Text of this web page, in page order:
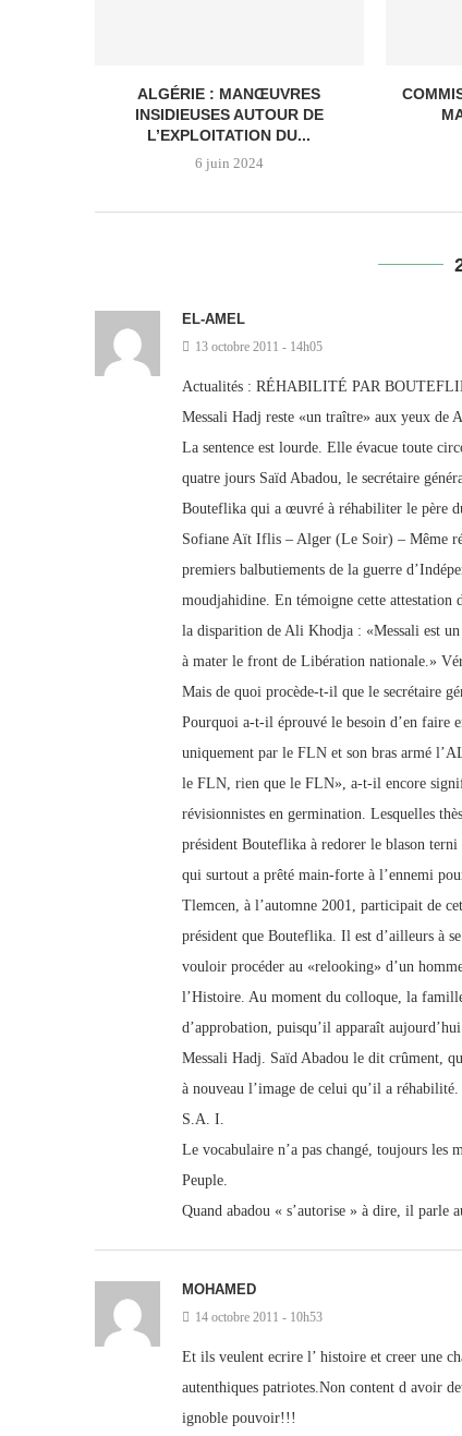
ALGÉRIE : MANŒUVRES
INSIDIEUSES AUTOUR DE
L’EXPLOITATION DU...
6 juin 2024
EL-AMEL
13 octobre 2011 - 14h05
Actualités : RÉHABILITÉ PAR
Messali Hadj reste «un traître» aux yeux de
La sentence est lourde. Elle évacue toute
quatre jours Saïd Abadou, le secrétaire
Bouteflika qui a œuvré à réhabiliter le père
Sofiane Aït Iflis – Alger (Le Soir) – Même
premiers balbutiements de la guerre
moudjahidine. En témoigne cette attestation
la disparition de Ali Khodja : «Messali est
à mater le front de Libération nationale.»
Mais de quoi procède-t-il que le secrétaire
Pourquoi a-t-il éprouvé le besoin d’en faire
uniquement par le FLN et son bras armé
le FLN, rien que le FLN», a-t-il encore
révisionnistes en germination. Lesquelles
président Bouteflika à redorer le blason terni
qui surtout a prêté main-forte à l’ennemi
Tlemcen, à l’automne 2001, participait de
président que Bouteflika. Il est d’ailleurs à
vouloir procéder au «relooking» d’un
l’Histoire. Au moment du colloque, la
d’approbation, puisqu’il apparaît
Messali Hadj. Saïd Abadou le dit crûment,
à nouveau l’image de celui qu’il a réhabilité.
S.A. I.
Le vocabulaire n’a pas changé, toujours les
Peuple.
Quand abadou « s’autorise » à dire, il parle
MOHAMED
14 octobre 2011 - 10h53
Et ils veulent ecrire l’ histoire et creer une
autenthiques patriotes.Non content d avoir
ignoble pouvoir!!!